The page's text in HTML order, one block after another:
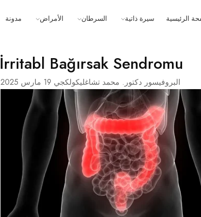
الرئيسية سيرة ذاتية السرطان الأمراض مدونة
İrritabl Bağırsak Sendromu
البروفيسور دكتور. محمد تشاغليكولكجي 19 مارس 2025